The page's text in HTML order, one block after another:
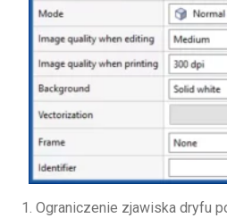
Ograniczenie zjawiska dryfu